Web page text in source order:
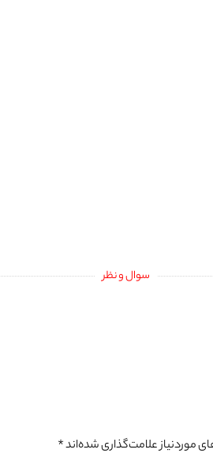
سوال و نظر
موردنیاز علامت‌گذاری شده‌اند*